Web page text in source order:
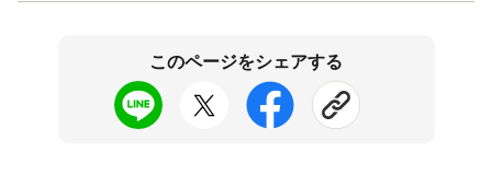
このページをシェアする